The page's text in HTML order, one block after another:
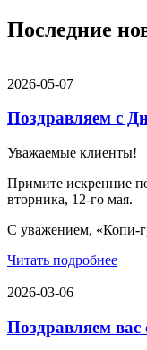
Последние
2026-05-07
Поздравляем с
Уважаемые клиенты!
Примите искренние
вторника, 12-го мая.
С уважением, «Копи-
Читать подробнее
2026-03-06
Поздравляем